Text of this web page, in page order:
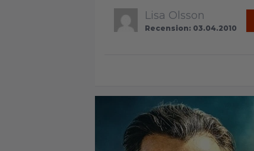
Lisa Olsson
Recension: 03.04.2010